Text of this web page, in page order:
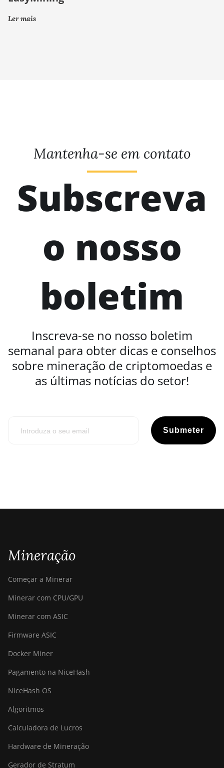
Ler mais
Mantenha-se em contato
Subscreva
o nosso
boletim
Inscreva-se no nosso boletim
semanal para obter dicas e conselhos
sobre mineração de criptomoedas e
as últimas notícias do setor!
Submeter
Mineração
Começar a Minerar
Minerar com CPU/GPU
Minerar com ASIC
Firmware ASIC
Docker Miner
Pagamento na NiceHash
NiceHash OS
Algoritmos
Calculadora de Lucros
Hardware de Mineração
Gerador de Stratum